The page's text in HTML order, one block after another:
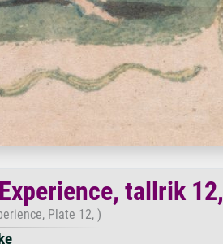
tallrik 12,
Plate 12, )